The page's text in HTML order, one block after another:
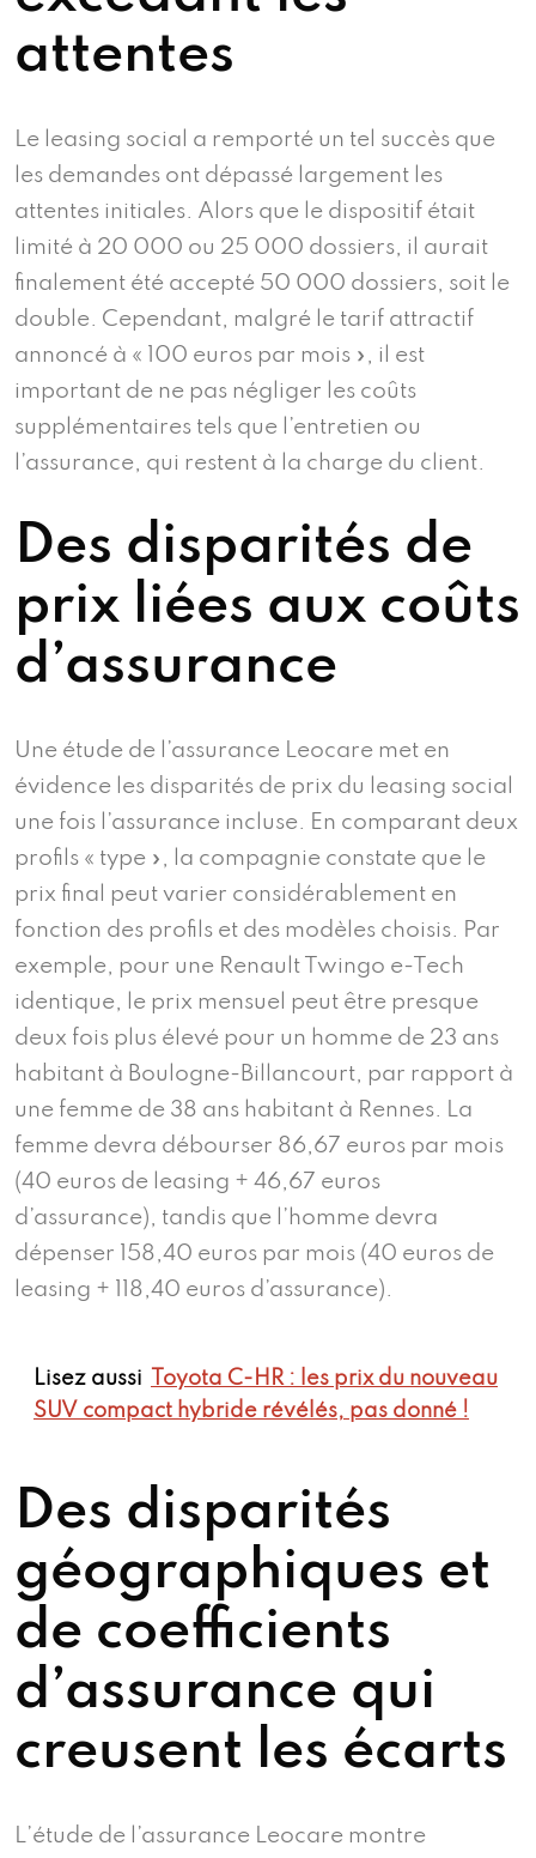
attentes
Le leasing social a remporté un tel succès que
les demandes ont dépassé largement les
attentes initiales. Alors que le dispositif était
limité à 20 000 ou 25 000 dossiers, il aurait
finalement été accepté 50 000 dossiers, soit le
double. Cependant, malgré le tarif attractif
annoncé à « 100 euros par mois », il est
important de ne pas négliger les coûts
supplémentaires tels que l’entretien ou
l’assurance, qui restent à la charge du client.
Des disparités de
prix liées aux coûts
d’assurance
Une étude de l’assurance Leocare met en
évidence les disparités de prix du leasing social
une fois l’assurance incluse. En comparant deux
profils « type », la compagnie constate que le
prix final peut varier considérablement en
fonction des profils et des modèles choisis. Par
exemple, pour une Renault Twingo e-Tech
identique, le prix mensuel peut être presque
deux fois plus élevé pour un homme de 23 ans
habitant à Boulogne-Billancourt, par rapport à
une femme de 38 ans habitant à Rennes. La
femme devra débourser 86,67 euros par mois
(40 euros de leasing + 46,67 euros
d’assurance), tandis que l’homme devra
dépenser 158,40 euros par mois (40 euros de
leasing + 118,40 euros d’assurance).
Lisez aussi
Toyota C-HR : les prix du nouveau
SUV compact hybride révélés, pas donné !
Des disparités
géographiques et
de coefficients
d’assurance qui
creusent les écarts
L’étude de l’assurance Leocare montre